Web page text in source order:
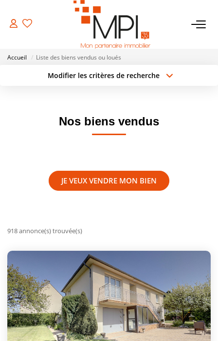
VENTES
Biens À Vendre
LOCATIONS
NOTRE AGENCE
Louer/faire Gérer
Simulateurs
Nos Outils Pour Vendre
ACTUALITÉS
Accueil Liste des biens vendus ou loués
Modifier les critères de recherche
Nos biens vendus
JE VEUX VENDRE MON BIEN
918 annonce(s) trouvée(s)